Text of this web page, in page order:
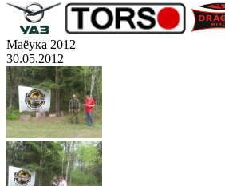
Маёука 2012
30.05.2012